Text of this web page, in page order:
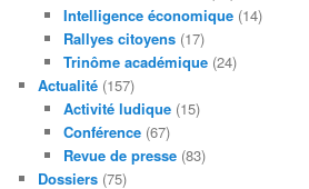
Intelligence économique(14)
Rallyes citoyens(17)
Trinôme académique(24)
Actualité (157)
Activité ludique(15)
Conférence(67)
Revue de presse(83)
Dossiers (75)